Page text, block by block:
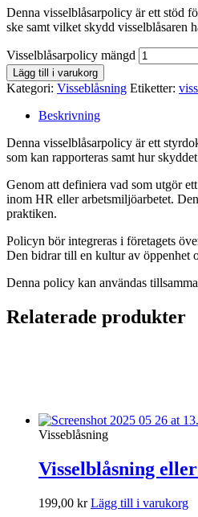
Denna visselblåsarpolicy är ett stöd
ske samt vilket skydd visselblåsaren
Visselblåsarpolicy mängd
Lägg till i varukorg
Kategori: Visseblåsning Etiketter:
Beskrivning
Denna visselblåsarpolicy är ett
som kan rapporteras samt hur
Genom att definiera vad som utgör
inom HR eller arbetsmiljöarbetet.
praktiken.
Policyn bör integreras i företagets
Den bidrar till en kultur av öppenhet
Denna policy kan användas
Relaterade produkter
Visseblåsning
Visselblåsning
199,00 kr Lägg till i varukorg